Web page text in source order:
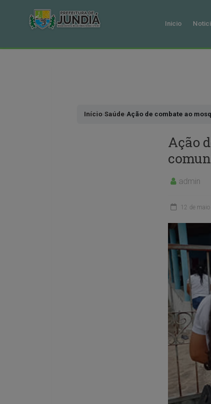
Inicio
Início›Saúde›Ação de combate ao
Ação
admin
12 de